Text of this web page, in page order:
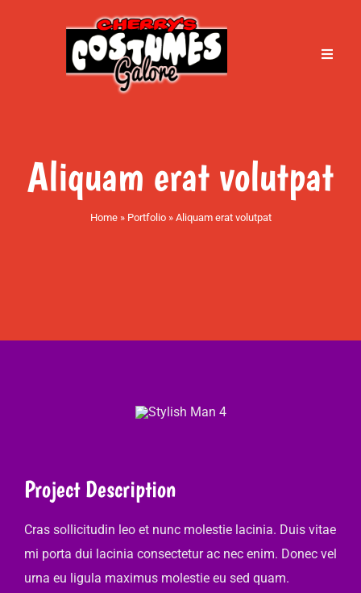
Toggle
About Cherry’s
Aliquam erat volutpat
Home» Portfolio» Aliquam erat volutpat
Project Description
Cras sollicitudin leo et nunc molestie lacinia. Duis vitae
mi porta dui lacinia consectetur ac nec enim. Donec vel
urna eu ligula maximus molestie eu sed quam.